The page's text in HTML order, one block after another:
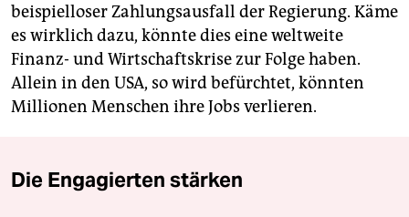
beispielloser Zahlungsausfall der Regierung. Käme
es wirklich dazu, könnte dies eine weltweite
Finanz- und Wirtschaftskrise zur Folge haben.
Allein in den USA, so wird befürchtet, könnten
Millionen Menschen ihre Jobs verlieren.
Die Engagierten stärken